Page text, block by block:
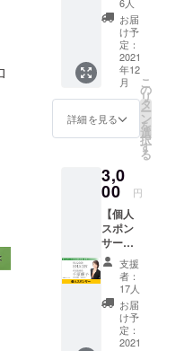
援した
い人向
けのリ
ターン
です。
お礼の
香り
カード
をお送
だきま
す。 ど
んな香
りが届
くの
か、届
いてか
らのお
楽しみ
にして
くださ
い。 ※
送料込
6人
お届
け予
定：
2021
年12
月
詳細を見る
こ
の
リ
タ
ー
ン
を
選
択
す
る
3,0
00 円
【個人
スポン
サー】
SHAON
の個人
スポン
サーに
なれる
権利で
す。 現
支援
者：
17人
お届
け予
定：
2021